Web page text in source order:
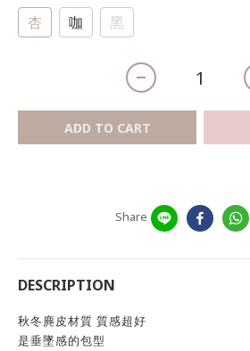
杏 咖 黑
ADD TO CART
Share
DESCRIPTION
秋冬麂皮材質 質感超好
是垂墜感的包型